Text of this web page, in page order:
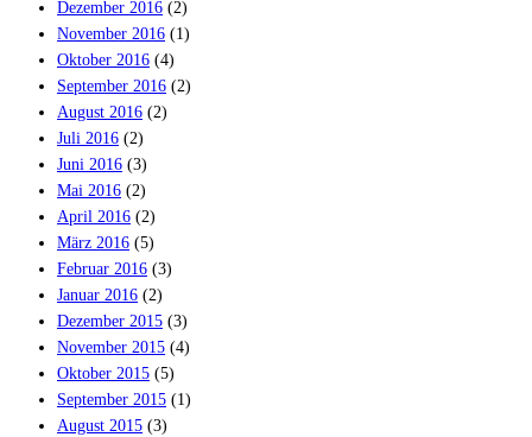
Dezember 2016 (2)
November 2016 (1)
Oktober 2016 (4)
September 2016 (2)
August 2016 (2)
Juli 2016 (2)
Juni 2016 (3)
Mai 2016 (2)
April 2016 (2)
März 2016 (5)
Februar 2016 (3)
Januar 2016 (2)
Dezember 2015 (3)
November 2015 (4)
Oktober 2015 (5)
September 2015 (1)
August 2015 (3)